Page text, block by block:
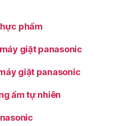
phẩm
giặt panasonic
giặt panasonic
ẩm tự nhiên